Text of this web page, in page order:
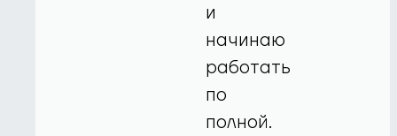
и
начинаю
работать
по
полной.